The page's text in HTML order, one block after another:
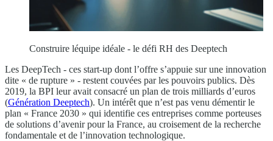
Construire léquipe idéale - le défi RH des Deeptech
Les DeepTech - ces start-up dont l’offre s’appuie sur une innovation
dite « de rupture » - restent couvées par les pouvoirs publics. Dès
2019, la BPI leur avait consacré un plan de trois milliards d’euros
(Génération Deeptech). Un intérêt que n’est pas venu démentir le
plan « France 2030 » qui identifie ces entreprises comme porteuses
de solutions d’avenir pour la France, au croisement de la recherche
fondamentale et de l’innovation technologique.